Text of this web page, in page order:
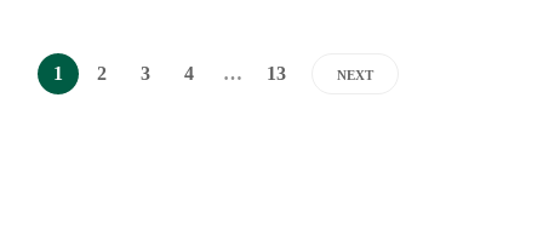
1 2 3 4 … 13 NEXT